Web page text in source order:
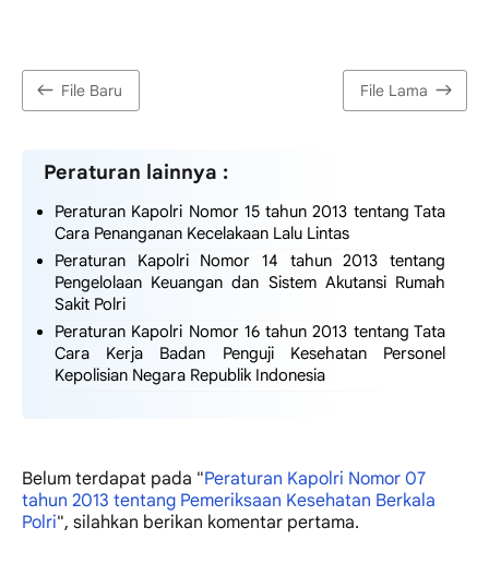
File Baru File Lama
Peraturan lainnya :
Peraturan Kapolri Nomor 15 tahun 2013 tentang Tata
Cara Penanganan Kecelakaan Lalu Lintas
Peraturan Kapolri Nomor 14 tahun 2013 tentang
Pengelolaan Keuangan dan Sistem Akutansi Rumah
Sakit Polri
Peraturan Kapolri Nomor 16 tahun 2013 tentang Tata
Cara Kerja Badan Penguji Kesehatan Personel
Kepolisian Negara Republik Indonesia
Belum terdapat pada "Peraturan Kapolri Nomor 07
tahun 2013 tentang Pemeriksaan Kesehatan Berkala
Polri", silahkan berikan komentar pertama.